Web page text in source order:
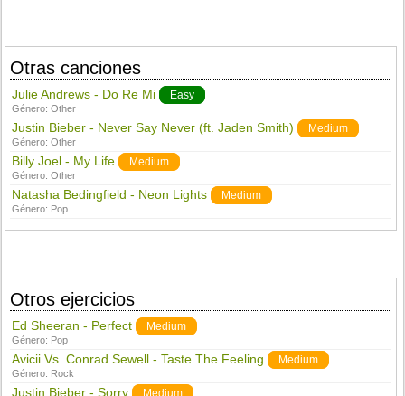
Otras canciones
Julie Andrews - Do Re Mi Easy
Género:Other
Justin Bieber - Never Say Never (ft. Jaden Smith) Medium
Género:Other
Billy Joel - My Life Medium
Género:Other
Natasha Bedingfield - Neon Lights Medium
Género: Pop
Otros ejercicios
Ed Sheeran - Perfect Medium
Género: Pop
Avicii Vs. Conrad Sewell - Taste The Feeling Medium
Género: Rock
Justin Bieber - Sorry Medium